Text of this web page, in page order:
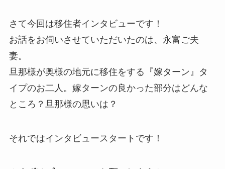
さて今回は移住者インタビューです！
お話をお伺いさせていただいたのは、永富ご夫
妻。
旦那様が奥様の地元に移住をする『嫁ターン』タ
イプのお二人。嫁ターンの良かった部分はどんな
ところ？旦那様の思いは？
それではインタビュースタートです！